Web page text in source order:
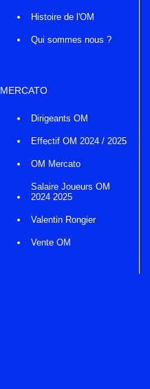
Histoire de l'OM
Qui sommes nous ?
MERCATO
Dirigeants OM
Effectif OM 2024 / 2025
OM Mercato
Salaire Joueurs OM
2024 2025
Valentin Rongier
Vente OM